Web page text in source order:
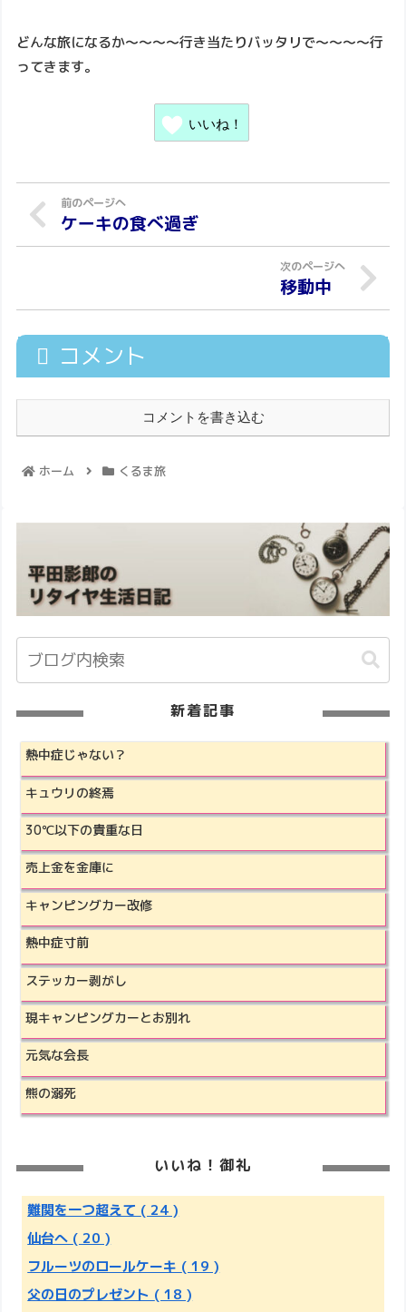
どんな旅になるか～～～～行き当たりバッタリで～～～～行
ってきます。
いいね！
ケーキの食べ過ぎ
移動中
コメント
コメントを書き込む
ホーム くるま旅
新着記事
熱中症じゃない？
キュウリの終焉
30℃以下の貴重な日
売上金を金庫に
キャンピングカー改修
熱中症寸前
ステッカー剥がし
現キャンピングカーとお別れ
元気な会長
熊の溺死
いいね！御礼
難関を一つ超えて ( 24 )
仙台へ ( 20 )
フルーツのロールケーキ ( 19 )
父の日のプレゼント ( 18 )